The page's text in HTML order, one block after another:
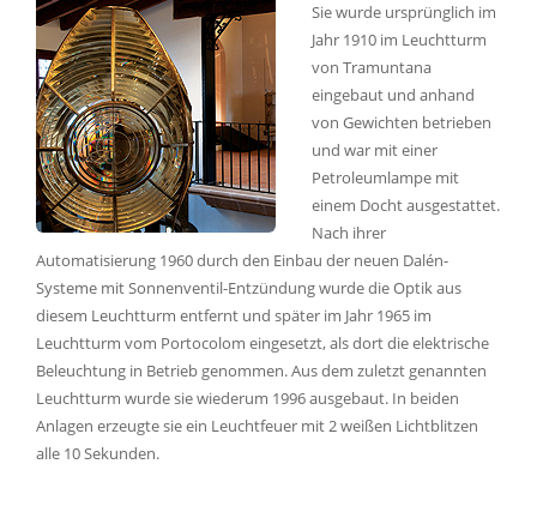
Sie wurde ursprünglich im
Jahr 1910 im Leuchtturm
von Tramuntana
eingebaut und anhand
von Gewichten betrieben
und war mit einer
Petroleumlampe mit
einem Docht ausgestattet.
Nach ihrer
Automatisierung 1960 durch den Einbau der neuen Dalén-
Systeme mit Sonnenventil-Entzündung wurde die Optik aus
diesem Leuchtturm entfernt und später im Jahr 1965 im
Leuchtturm vom Portocolom eingesetzt, als dort die elektrische
Beleuchtung in Betrieb genommen. Aus dem zuletzt genannten
Leuchtturm wurde sie wiederum 1996 ausgebaut. In beiden
Anlagen erzeugte sie ein Leuchtfeuer mit 2 weißen Lichtblitzen
alle 10 Sekunden.